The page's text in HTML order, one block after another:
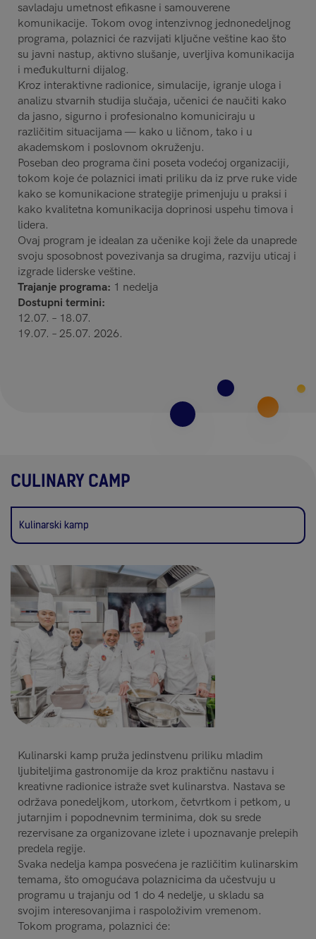
savladaju umetnost efikasne i samouverene
komunikacije. Tokom ovog intenzivnog jednonedeljnog
programa, polaznici će razvijati ključne veštine kao što
su javni nastup, aktivno slušanje, uverljiva komunikacija
i međukulturni dijalog.
Kroz interaktivne radionice, simulacije, igranje uloga i
analizu stvarnih studija slučaja, učenici će naučiti kako
da jasno, sigurno i profesionalno komuniciraju u
različitim situacijama — kako u ličnom, tako i u
akademskom i poslovnom okruženju.
Poseban deo programa čini poseta vodećoj organizaciji,
tokom koje će polaznici imati priliku da iz prve ruke vide
kako se komunikacione strategije primenjuju u praksi i
kako kvalitetna komunikacija doprinosi uspehu timova i
lidera.
Ovaj program je idealan za učenike koji žele da unaprede
svoju sposobnost povezivanja sa drugima, razviju uticaj i
izgrade liderske veštine.
Trajanje programa: 1 nedelja
Dostupni termini:
12.07. – 18.07.
19.07. – 25.07. 2026.
CULINARY CAMP
Kulinarski kamp
Kulinarski kamp pruža jedinstvenu priliku mladim
ljubiteljima gastronomije da kroz praktičnu nastavu i
kreativne radionice istraže svet kulinarstva. Nastava se
održava ponedeljkom, utorkom, četvrtkom i petkom, u
jutarnjim i popodnevnim terminima, dok su srede
rezervisane za organizovane izlete i upoznavanje prelepih
predela regije.
Svaka nedelja kampa posvećena je različitim kulinarskim
temama, što omogućava polaznicima da učestvuju u
programu u trajanju od 1 do 4 nedelje, u skladu sa
svojim interesovanjima i raspoloživim vremenom.
Tokom programa, polaznici će: